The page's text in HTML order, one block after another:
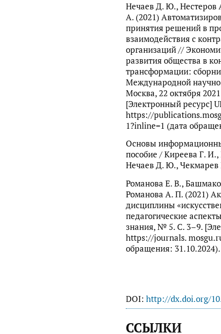
Нечаев Д. Ю., Нестеров
А. (2021)
принятия решений в
взаимодействия с
организаций //
развития общества в
трансформации:
Международной
Москва, 22 октября
[Электронный ресурс]
https://
1?inline=1 (дата
Основы
пособие / Киреева Г.
Нечаев Д. Ю.,
Романова Е. В.,
Романова А. П. (2021)
дисциплины
педагогические
знания, № 5. С. 3–9.
https://journals.
обращения:
DOI: http://dx.doi.org/
ССЫЛКИ